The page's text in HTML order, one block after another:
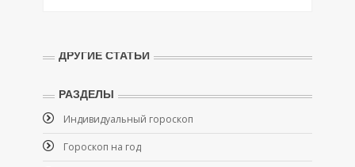
ДРУГИЕ СТАТЬИ
РАЗДЕЛЫ
Индивидуальный гороскоп
Гороскоп на год